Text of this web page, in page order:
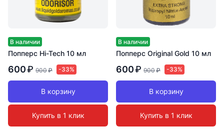
В наличии
Попперс Hi-Tech 10 мл
600₽ 900₽ -33%
В корзину
Купить в 1 клик
В наличии
Попперс Original Gold 10 мл
600₽ 900₽ -33%
В корзину
Купить в 1 клик